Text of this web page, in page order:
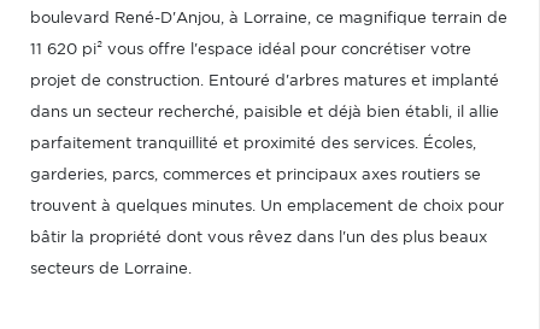
boulevard René-D'Anjou, à Lorraine, ce magnifique terrain de
11 620 pi² vous offre l'espace idéal pour concrétiser votre
projet de construction. Entouré d'arbres matures et implanté
dans un secteur recherché, paisible et déjà bien établi, il allie
parfaitement tranquillité et proximité des services. Écoles,
garderies, parcs, commerces et principaux axes routiers se
trouvent à quelques minutes. Un emplacement de choix pour
bâtir la propriété dont vous rêvez dans l'un des plus beaux
secteurs de Lorraine.